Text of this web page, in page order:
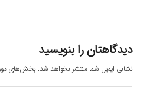
دیدگاهتان را بنویسید
نشانی ایمیل شما منتشر نخواهد شد. بخش‌های